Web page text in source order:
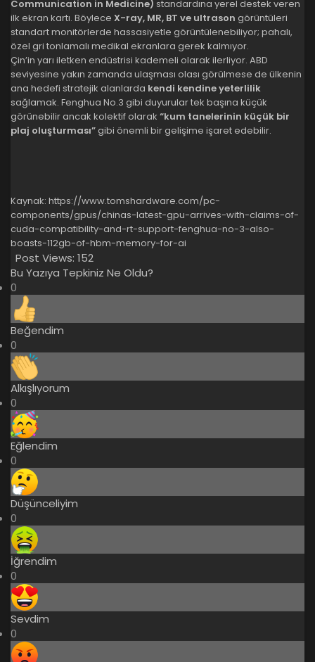
Communication in Medicine) standardına yerel destek veren
ilk ekran kartı. Böylece X-ray, MR, BT ve ultrason görüntüleri
standart monitörlerde hassasiyetle görüntülenebiliyor; pahalı,
özel gri tonlamalı medikal ekranlara gerek kalmıyor.
Çin’in yarı iletken endüstrisi kademeli olarak ilerliyor. ABD
seviyesine yakın zamanda ulaşması olası görülmese de ülkenin
ana hedefi stratejik alanlarda kendi kendine yeterlilik
sağlamak. Fenghua No.3 gibi duyurular tek başına küçük
görünebilir ancak kolektif olarak “kum tanelerinin küçük bir
plaj oluşturması”gibi önemli bir gelişime işaret edebilir.
Kaynak: https://www.tomshardware.com/pc-
components/gpus/chinas-latest-gpu-arrives-with-claims-of-
cuda-compatibility-and-rt-support-fenghua-no-3-also-
boasts-112gb-of-hbm-memory-for-ai
Post Views: 152
Bu Yazıya Tepkiniz Ne Oldu?
0
Beğendim
0
Alkışlıyorum
0
Eğlendim
0
Düşünceliyim
0
İğrendim
0
Sevdim
0